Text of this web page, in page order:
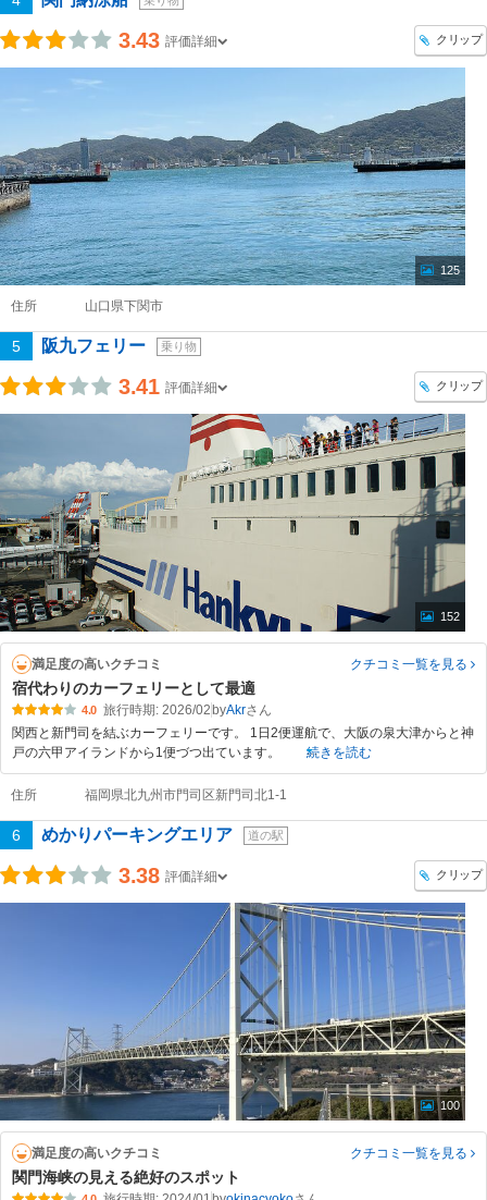
3.43 評価詳細 クリップ
125
住所 山口県下関市
5 阪九フェリー 乗り物
3.41 評価詳細 クリップ
152
満足度の高いクチコミ クチコミ一覧を見る
宿代わりのカーフェリーとして最適
4.0 旅行時期: 2026/02 byAkr
関西と新門司を結ぶカーフェリーです。 1日2便運航で、大阪の泉大津からと神
戸の六甲アイランドから1便づつ出ています。
続きを読む
住所 福岡県北九州市門司区新門司北1-1
6 めかりパーキングエリア 道の駅
3.38 評価詳細 クリップ
100
満足度の高いクチコミ クチコミ一覧を見る
関門海峡の見える絶好のスポット